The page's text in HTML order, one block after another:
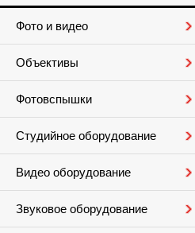
Фото и видео
Объективы
Фотовспышки
Студийное оборудование
Видео оборудование
Звуковое оборудование